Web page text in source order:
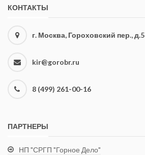
КОНТАКТЫ
г. Москва, Гороховский пер., д.5
kir@gorobr.ru
8 (499) 261-00-16
ПАРТНЕРЫ
НП "СРГП "Горное Дело"